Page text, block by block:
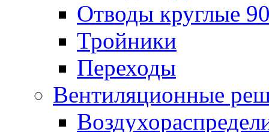
Отводы круглые
Тройники
Переходы
Вентиляционные